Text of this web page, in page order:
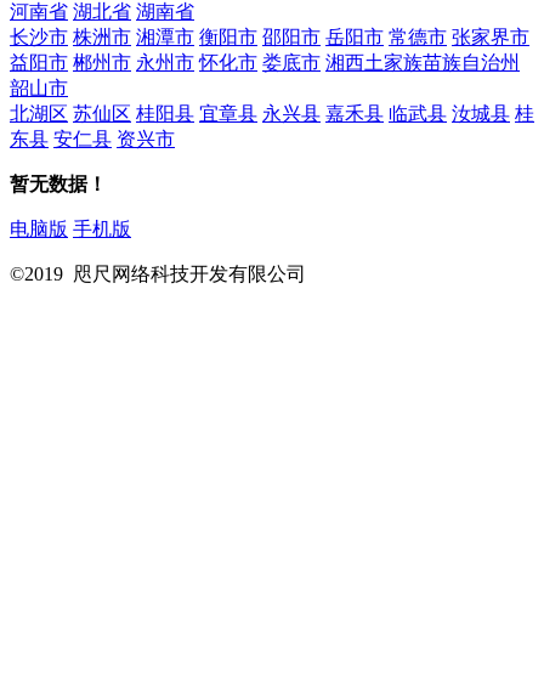
河南省 湖北省 湖南省
长沙市 株洲市 湘潭市 衡阳市 邵阳市 岳阳市 常德市 张家界市
益阳市 郴州市 永州市 怀化市 娄底市 湘西土家族苗族自治州
韶山市
北湖区 苏仙区 桂阳县 宜章县 永兴县 嘉禾县 临武县 汝城县 桂
东县 安仁县 资兴市
暂无数据！
电脑版 手机版
©2019 咫尺网络科技开发有限公司